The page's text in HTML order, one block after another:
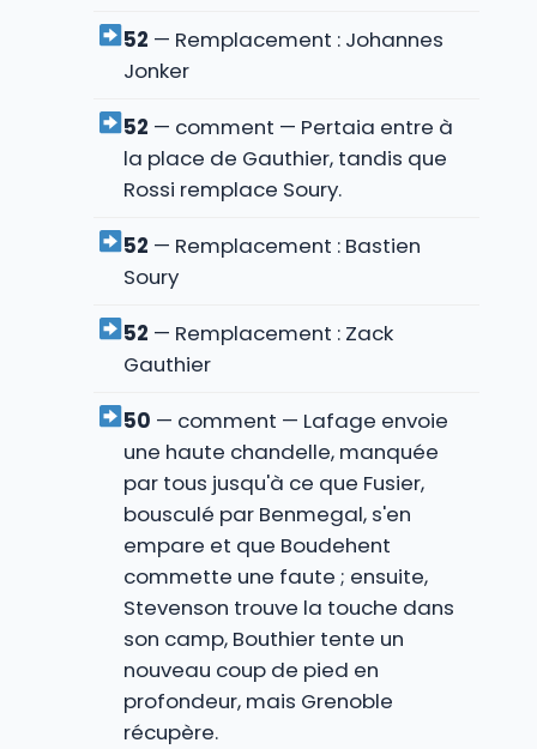
52 — Remplacement : Johannes
Jonker
52 — comment — Pertaia entre à
la place de Gauthier, tandis que
Rossi remplace Soury.
52 — Remplacement : Bastien
Soury
52 — Remplacement : Zack
Gauthier
50 — comment — Lafage envoie
une haute chandelle, manquée
par tous jusqu'à ce que Fusier,
bousculé par Benmegal, s'en
empare et que Boudehent
commette une faute ; ensuite,
Stevenson trouve la touche dans
son camp, Bouthier tente un
nouveau coup de pied en
profondeur, mais Grenoble
récupère.